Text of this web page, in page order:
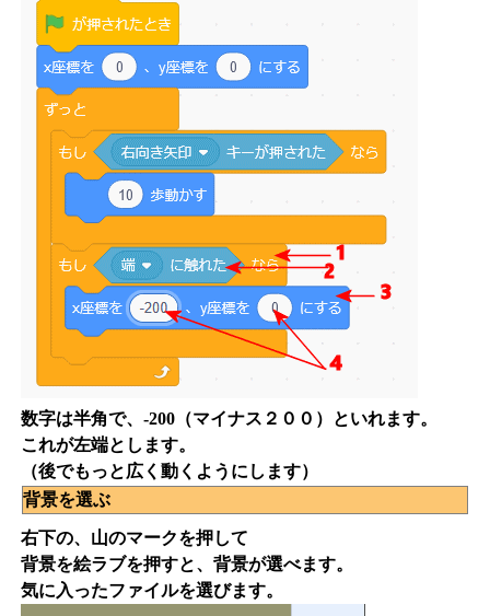
数字は半角で、-200（マイナス２００）といれます。
これが左端とします。
（後でもっと広く動くようにします）
背景を選ぶ
右下の、山のマークを押して
背景を絵ラブを押すと、背景が選べます。
気に入ったファイルを選びます。